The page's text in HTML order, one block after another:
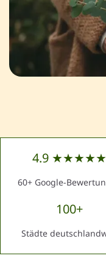
4.9 ★★★★★
60+ Google-
100+
Städte